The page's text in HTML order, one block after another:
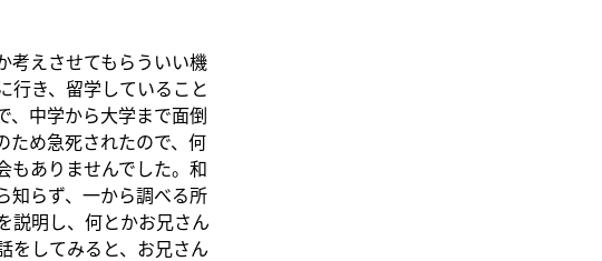
考えさせてもらういい機
き、留学していること
、中学から大学まで面倒
ため急死されたので、何
もありませんでした。和
知らず、一から調べる所
説明し、何とかお兄さん
をしてみると、お兄さん